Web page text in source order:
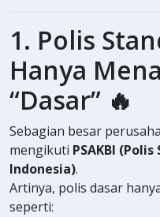
1. Polis
Hanya
“Dasar” 🔥
Sebagian besar
mengikuti PSAKBI
Indonesia).
Artinya, polis dasar
seperti: